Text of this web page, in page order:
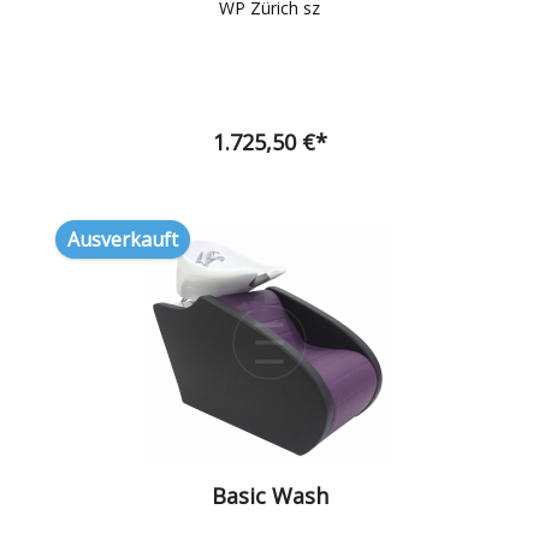
WP Zürich sz
1.725,50 €*
Ausverkauft
Basic Wash